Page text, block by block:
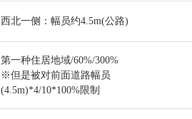
西北一侧：幅员约4.5m(公路)
第一种住居地域/60%/300%
※但是被对前面道路幅员
(4.5m)*4/10*100%限制